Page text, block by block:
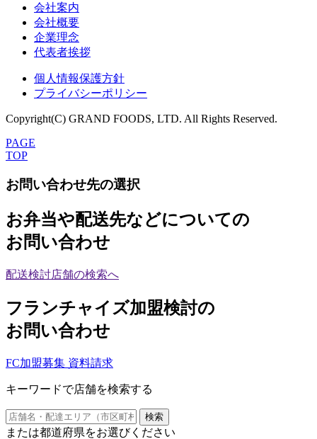
会社案内
会社概要
企業理念
代表者挨拶
個人情報保護方針
プライバシーポリシー
Copyright(C) GRAND FOODS, LTD. All Rights Reserved.
PAGE
TOP
お問い合わせ先の選択
お弁当や配送先などについての
お問い合わせ
配送検討店舗の検索へ
フランチャイズ加盟検討の
お問い合わせ
FC加盟募集 資料請求
キーワードで店舗を検索する
検索
または都道府県をお選びください